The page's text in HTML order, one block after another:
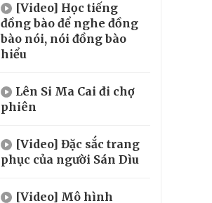
[Video] Học tiếng
đồng bào để nghe đồng
bào nói, nói đồng bào
hiểu
Lên Si Ma Cai đi chợ
phiên
[Video] Đặc sắc trang
phục của người Sán Dìu
[Video] Mô hình